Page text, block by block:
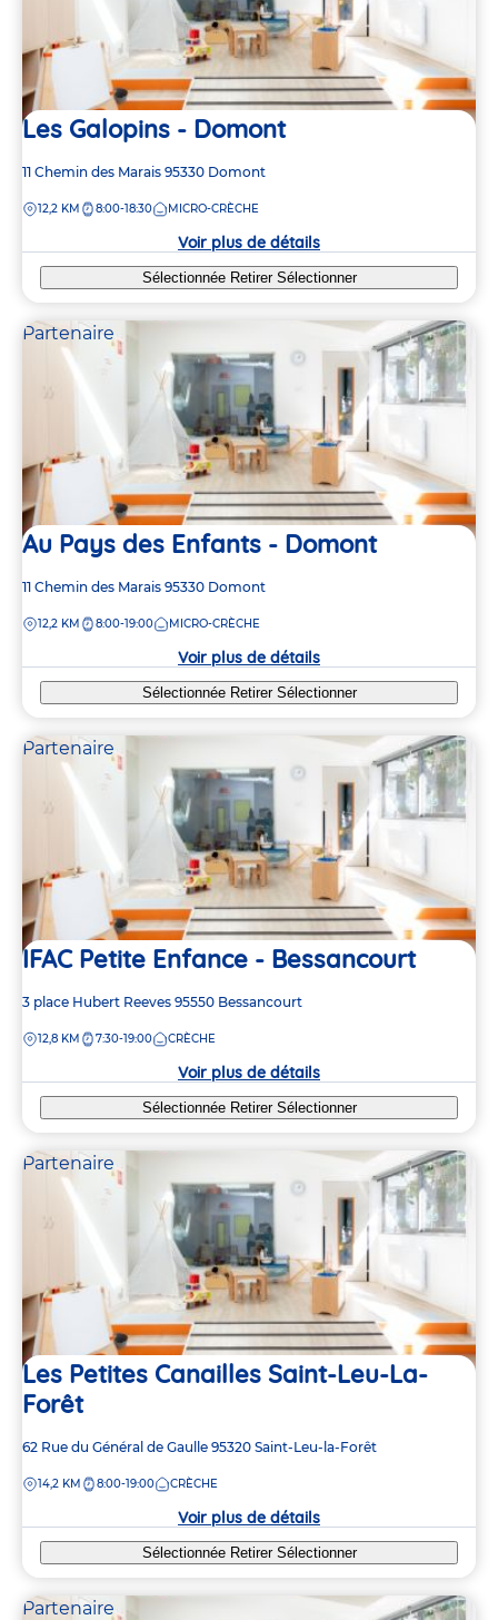
Les Galopins - Domont
Adresse
la
11 Chemin des Marais 95330 Domont
DISTANCE
12,2 KM 8:00-18:30 MICRO-CRÈCHE
Voir plus de détails
Sélectionnée Retirer Sélectionner
Partenaire
Au Pays des Enfants - Domont
Adresse
la
11 Chemin des Marais 95330 Domont
DISTANCE
12,2 KM 8:00-19:00 MICRO-CRÈCHE
Voir plus de détails
Sélectionnée Retirer Sélectionner
Partenaire
IFAC Petite Enfance - Bessancourt
Adresse
la
3 place Hubert Reeves 95550 Bessancourt
DISTANCE
12,8 KM 7:30-19:00 CRÈCHE
Voir plus de détails
Sélectionnée Retirer Sélectionner
Partenaire
Les Petites Canailles Saint-Leu-La-
Forêt
Adresse
la
62 Rue du Général de Gaulle 95320 Saint-Leu-la-Forêt
DISTANCE
14,2 KM 8:00-19:00 CRÈCHE
Voir plus de détails
Sélectionnée Retirer Sélectionner
Partenaire